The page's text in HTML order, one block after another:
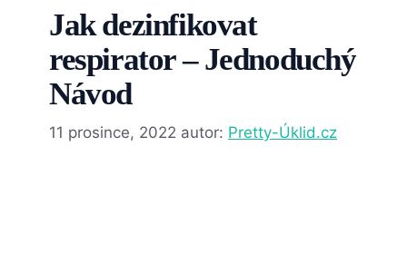
Jak dezinfikovat
respirator – Jednoduchý
Návod
11 prosince, 2022 autor: Pretty-Úklid.cz